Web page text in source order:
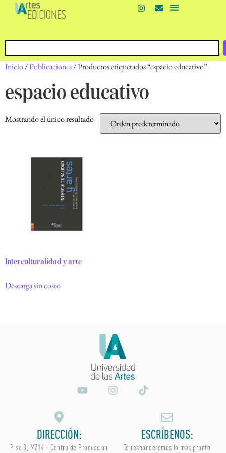
Inicio/Publicaciones/ Productos etiquetados “espacio educativo”
espacio educativo
Mostrando el único resultado
Interculturalidad y arte
Descarga sin costo
DIRECCIÓN:
Piso 3, MZ14 - Centro de Producción
ESCRÍBENOS:
Te responderemos lo más pronto